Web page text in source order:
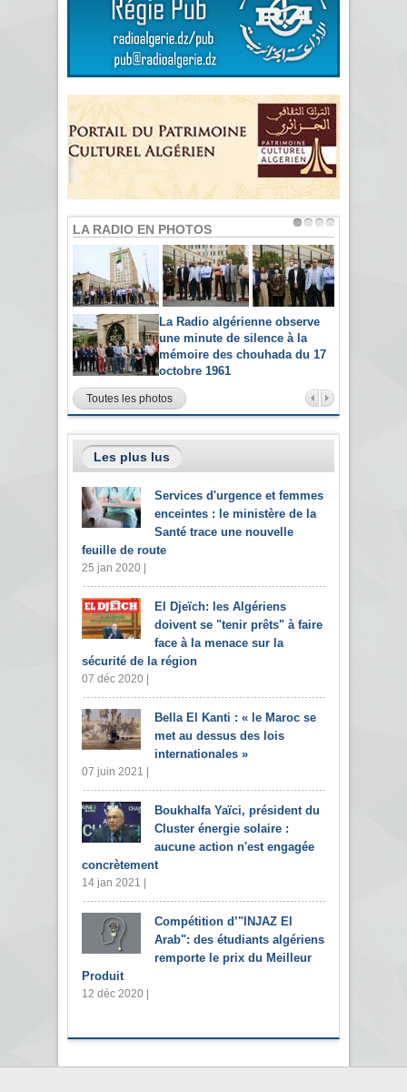
LA RADIO EN PHOTOS
La Radio algérienne observe
une minute de silence à la
mémoire des chouhada du 17
octobre 1961
Toutes les photos
Les plus lus
Services d'urgence et femmes
enceintes : le ministère de la
Santé trace une nouvelle
feuille de route
25 jan 2020 |
El Djeïch: les Algériens
doivent se "tenir prêts" à faire
face à la menace sur la
sécurité de la région
07 déc 2020 |
Bella El Kanti : « le Maroc se
met au dessus des lois
internationales »
07 juin 2021 |
Boukhalfa Yaïci, président du
Cluster énergie solaire :
aucune action n'est engagée
concrètement
14 jan 2021 |
Compétition d’"INJAZ El
Arab": des étudiants algériens
remporte le prix du Meilleur
Produit
12 déc 2020 |